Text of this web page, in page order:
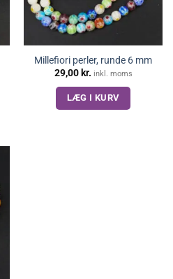
Millefiori perler, runde 6 mm
29,00 kr. inkl. moms
LÆG I KURV